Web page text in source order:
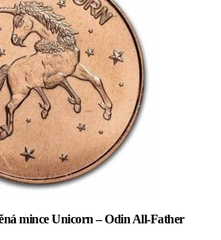
mince Unicorn – Odin All-Father